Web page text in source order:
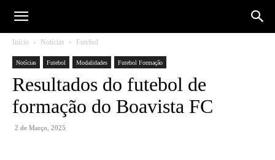
Início Notícias Futebol
Notícias Futebol Modalidades Futebol Formação
Resultados do futebol de
formação do Boavista FC
2 de Março, 2025